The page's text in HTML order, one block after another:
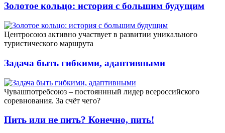
Золотое кольцо: история с большим будущим
Центросоюз активно участвует в развитии уникального
туристического маршрута
Задача быть гибкими, адаптивными
Чувашпотребсоюз – постояннный лидер всероссийского
соревнования. За счёт чего?
Пить или не пить? Конечно, пить!